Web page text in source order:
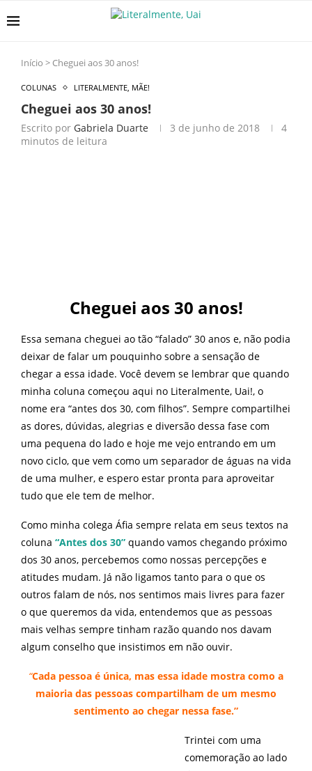
Início > Cheguei aos 30 anos!
COLUNAS LITERALMENTE, MÃE!
Cheguei aos 30 anos!
Escrito por Gabriela Duarte 3 de junho de 2018
4
minutos de leitura
Cheguei aos 30 anos!
Essa semana cheguei ao tão “falado” 30 anos e, não podia
deixar de falar um pouquinho sobre a sensação de
chegar a essa idade. Você devem se lembrar que quando
minha coluna começou aqui no Literalmente, Uai!, o
nome era “antes dos 30, com filhos”. Sempre compartilhei
as dores, dúvidas, alegrias e diversão dessa fase com
uma pequena do lado e hoje me vejo entrando em um
novo ciclo, que vem como um separador de águas na vida
de uma mulher, e espero estar pronta para aproveitar
tudo que ele tem de melhor.
Como minha colega Áfia sempre relata em seus textos na
coluna “Antes dos 30” quando vamos chegando próximo
dos 30 anos, percebemos como nossas percepções e
atitudes mudam. Já não ligamos tanto para o que os
outros falam de nós, nos sentimos mais livres para fazer
o que queremos da vida, entendemos que as pessoas
mais velhas sempre tinham razão quando nos davam
algum conselho que insistimos em não ouvir.
“Cada pessoa é única, mas essa idade mostra como a
maioria das pessoas compartilham de um mesmo
sentimento ao chegar nessa fase.”
Trintei com uma
comemoração ao lado